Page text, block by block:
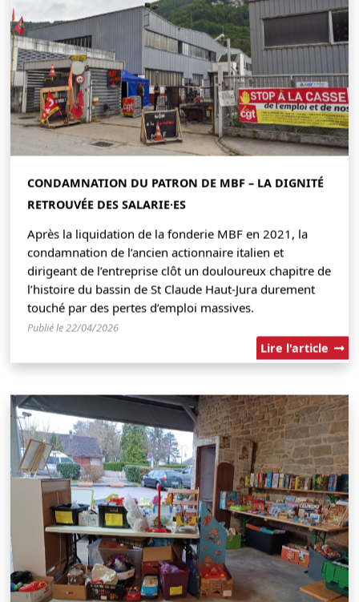
CONDAMNATION DU PATRON DE MBF – LA DIGNITÉ
RETROUVÉE DES SALARIE·ES
Après la liquidation de la fonderie MBF en 2021, la
condamnation de l’ancien actionnaire italien et
dirigeant de l’entreprise clôt un douloureux chapitre de
l’histoire du bassin de St Claude Haut-Jura durement
touché par des pertes d’emploi massives.
Publié le 22/04/2026
Lire l'article